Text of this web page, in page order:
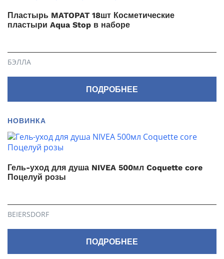
Пластырь MATOPAT 18шт Косметические
пластыри Aqua Stop в наборе
БЭЛЛА
ПОДРОБНЕЕ
НОВИНКА
Гель-уход для душа NIVEA 500мл Coquette core
Поцелуй розы
BEIERSDORF
ПОДРОБНЕЕ